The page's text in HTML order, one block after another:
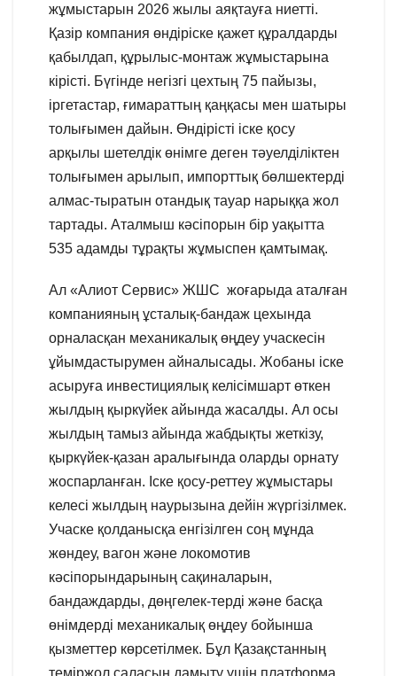
жұмыстарын 2026 жылы аяқтауға ниетті.
Қазір компания өндіріске қажет құралдарды
қабылдап, құрылыс-монтаж жұмыстарына
кірісті. Бүгінде негізгі цехтың 75 пайызы,
іргетастар, ғимараттың қаңқасы мен шатыры
толығымен дайын. Өндірісті іске қосу
арқылы шетелдік өнімге деген тәуелділіктен
толығымен арылып, импорттық бөлшектерді
алмас-тыратын отандық тауар нарыққа жол
тартады. Аталмыш кәсіпорын бір уақытта
535 адамды тұрақты жұмыспен қамтымақ.
Ал «Алиот Сервис» ЖШС жоғарыда аталған
компанияның ұсталық-бандаж цехында
орналасқан механикалық өңдеу учаскесін
ұйымдастырумен айналысады. Жобаны іске
асыруға инвестициялық келісімшарт өткен
жылдың қыркүйек айында жасалды. Ал осы
жылдың тамыз айында жабдықты жеткізу,
қыркүйек-қазан аралығында оларды орнату
жоспарланған. Іске қосу-реттеу жұмыстары
келесі жылдың наурызына дейін жүргізілмек.
Учаске қолданысқа енгізілген соң мұнда
жөндеу, вагон және локомотив
кәсіпорындарының сақиналарын,
бандаждарды, дөңгелек-терді және басқа
өнімдерді механикалық өңдеу бойынша
қызметтер көрсетілмек. Бұл Қазақстанның
теміржол саласын дамыту үшін платформа